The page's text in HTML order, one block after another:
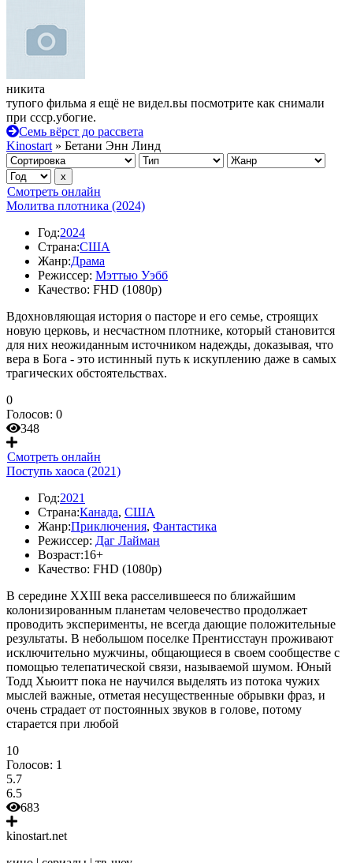
никита
тупого фильма я ещё не видел.вы посмотрите как снимали
при ссср.убогие.
Семь вёрст до рассвета
Kinostart » Бетани Энн Линд
Смотреть онлайн
Молитва плотника (2024)
Год:2024
Страна:США
Жанр:Драма
Режиссер: Мэттью Уэбб
Качество: FHD (1080p)
Вдохновляющая история о пасторе и его семье, строящих
новую церковь, и несчастном плотнике, который становится
для них неожиданным источником надежды, доказывая, что
вера в Бога - это истинный путь к искуплению даже в самых
трагических обстоятельствах.
0
Голосов: 0
348
Смотреть онлайн
Поступь хаоса (2021)
Год:2021
Страна:Канада, США
Жанр:Приключения, Фантастика
Режиссер: Даг Лайман
Возраст:16+
Качество: FHD (1080p)
В середине XXIII века расселившееся по ближайшим
колонизированным планетам человечество продолжает
проводить эксперименты, не всегда дающие положительные
результаты. В небольшом поселке Прентисстаун проживают
исключительно мужчины, общающиеся в своем сообществе с
помощью телепатической связи, называемой шумом. Юный
Тодд Хьюитт пока не научился выделять из потока чужих
мыслей важные, отметая несущественные обрывки фраз, и
очень страдает от постоянных звуков в голове, потому
старается при любой
10
Голосов: 1
5.7
6.5
683
kinostart.net